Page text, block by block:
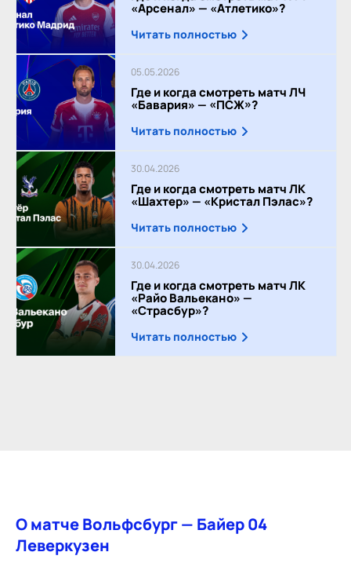
«Арсенал» — «Атлетико»?
Читать полностью
05.05.2026
Где и когда смотреть матч ЛЧ
«Бавария» — «ПСЖ»?
Читать полностью
30.04.2026
Где и когда смотреть матч ЛК
«Шахтер» — «Кристал Пэлас»?
Читать полностью
30.04.2026
Где и когда смотреть матч ЛК
«Райо Вальекано» —
«Страсбур»?
Читать полностью
О матче Вольфсбург — Байер 04
Леверкузен